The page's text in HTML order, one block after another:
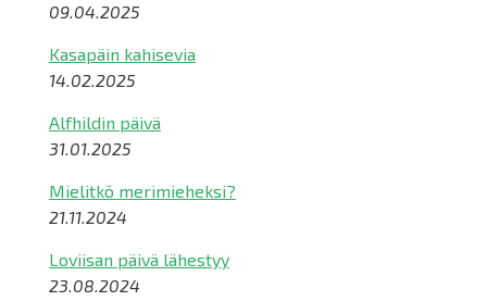
09.04.2025
Kasapäin kahisevia
14.02.2025
Alfhildin päivä
31.01.2025
Mielitkö merimieheksi?
21.11.2024
Loviisan päivä lähestyy
23.08.2024